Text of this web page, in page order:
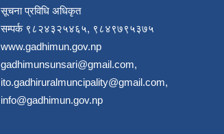
सूचना प्रविधि अधिकृत
सम्पर्क ९८२४३२५४६५, ९८४९७९५३७५
www.gadhimun.gov.np
gadhimunsunsari@gmail.com,
ito.gadhiruralmuncipality@gmail.com,
info@gadhimun.gov.np